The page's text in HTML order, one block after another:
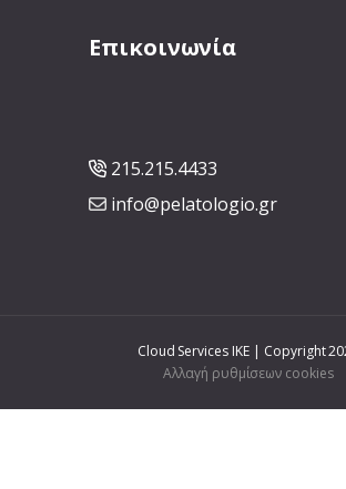
Επικοινωνία
215.215.4433
info@pelatologio.gr
Cloud Services IKE | Copyright
Αλλαγή ρυθμίσεων cookies